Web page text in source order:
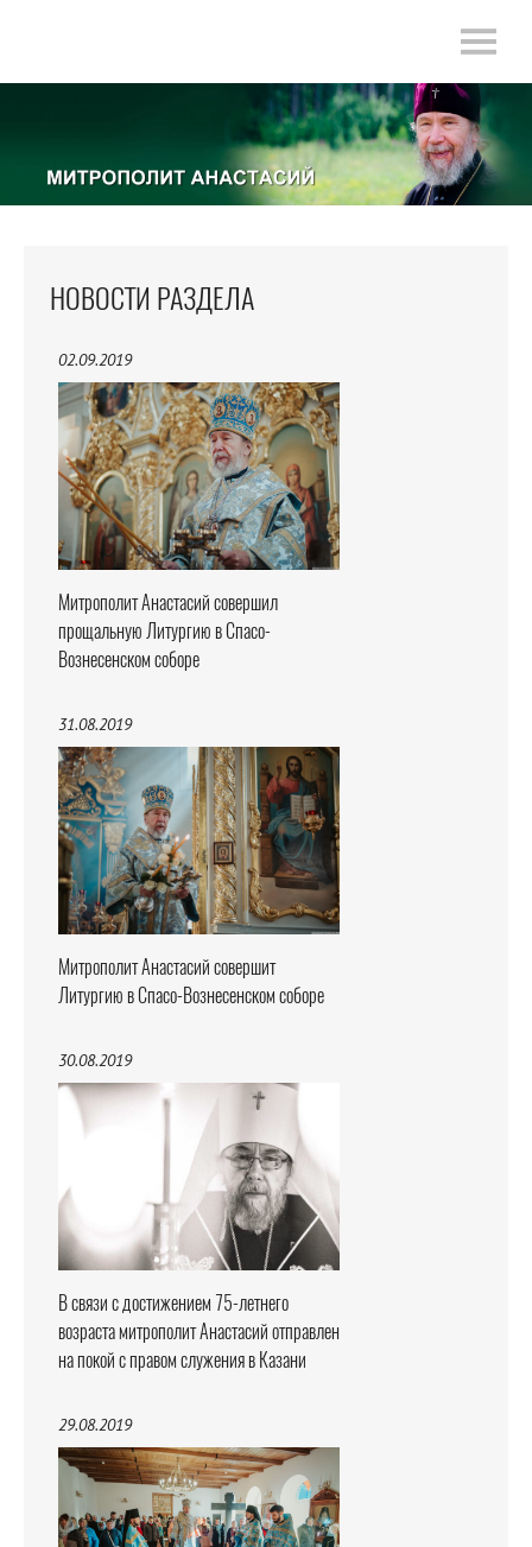
НОВОСТИ РАЗДЕЛА
02.09.2019
Митрополит Анастасий совершил
прощальную Литургию в Спасо-
Вознесенском соборе
31.08.2019
Митрополит Анастасий совершит
Литургию в Спасо-Вознесенском соборе
30.08.2019
В связи с достижением 75-летнего
возраста митрополит Анастасий отправлен
на покой с правом служения в Казани
29.08.2019